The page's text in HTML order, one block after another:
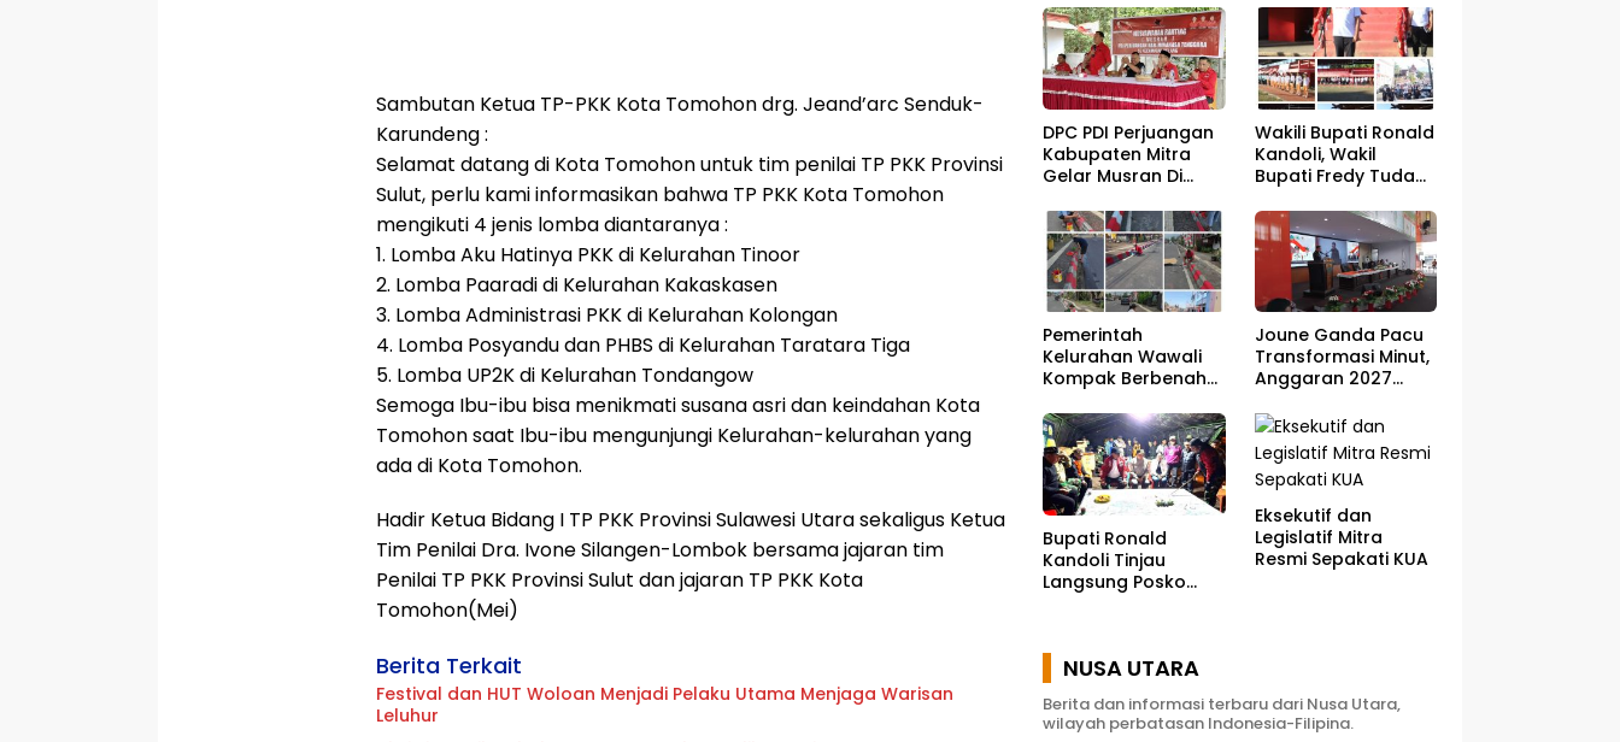
Sambutan Ketua TP-PKK Kota Tomohon drg. Jeand’arc Senduk-
Karundeng :
Selamat datang di Kota Tomohon untuk tim penilai TP PKK Provinsi
Sulut, perlu kami informasikan bahwa TP PKK Kota Tomohon
mengikuti 4 jenis lomba diantaranya :
1. Lomba Aku Hatinya PKK di Kelurahan Tinoor
2. Lomba Paaradi di Kelurahan Kakaskasen
3. Lomba Administrasi PKK di Kelurahan Kolongan
4. Lomba Posyandu dan PHBS di Kelurahan Taratara Tiga
5. Lomba UP2K di Kelurahan Tondangow
Semoga Ibu-ibu bisa menikmati susana asri dan keindahan Kota
Tomohon saat Ibu-ibu mengunjungi Kelurahan-kelurahan yang
ada di Kota Tomohon.
Hadir Ketua Bidang I TP PKK Provinsi Sulawesi Utara sekaligus Ketua
Tim Penilai Dra. Ivone Silangen-Lombok bersama jajaran tim
Penilai TP PKK Provinsi Sulut dan jajaran TP PKK Kota
Tomohon(Mei)
Berita Terkait
Festival dan HUT Woloan Menjadi Pelaku Utama Menjaga Warisan
Leluhur
DPC PDI Perjuangan
Kabupaten Mitra
Gelar Musran Di
Wakili Bupati Ronald
Kandoli, Wakil
Bupati Fredy Tuda
Rangkaian Kegiatan
Meriahkan HUT RI ke
Pemerintah
Kelurahan Wawali
Kompak Berbenah
Joune Ganda Pacu
Transformasi Minut,
Anggaran 2027
Pembangunan
Bupati Ronald
Kandoli Tinjau
Langsung Posko
Eksekutif dan
Legislatif Mitra
Resmi Sepakati KUA
NUSA UTARA
Berita dan informasi terbaru dari Nusa Utara,
wilayah perbatasan Indonesia-Filipina.